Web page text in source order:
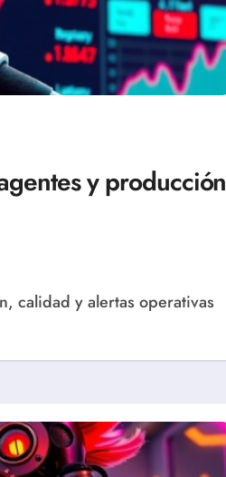
y producción